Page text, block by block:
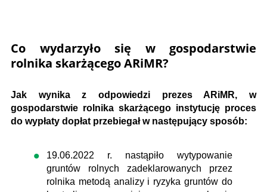
Co wydarzyło się w gospodarstwie
rolnika skarżącego ARiMR?
Jak wynika z odpowiedzi prezes ARiMR, w
gospodarstwie rolnika skarżącego instytucję proces
do wypłaty dopłat przebiegał w następujący sposób:
19.06.2022 r. nastąpiło wytypowanie
gruntów rolnych zadeklarowanych przez
rolnika metodą analizy i ryzyka gruntów do